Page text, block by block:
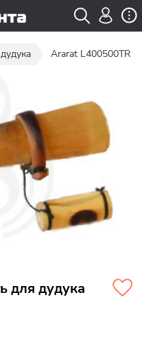
Ararat L400500TR
для дудука